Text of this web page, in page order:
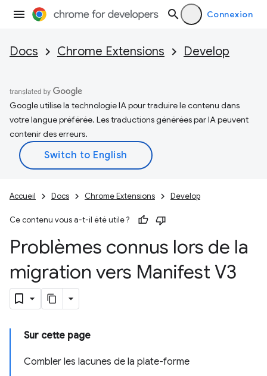
Connexion
Docs Chrome Extensions Develop
Google utilise la technologie IA pour traduire le contenu dans
votre langue préférée. Les traductions générées par IA peuvent
contenir des erreurs.
Accueil Docs Chrome Extensions Develop
Ce contenu vous a-t-il été utile ?
Problèmes connus lors de la
migration vers Manifest V3
Sur cette page
Combler les lacunes de la plate-forme